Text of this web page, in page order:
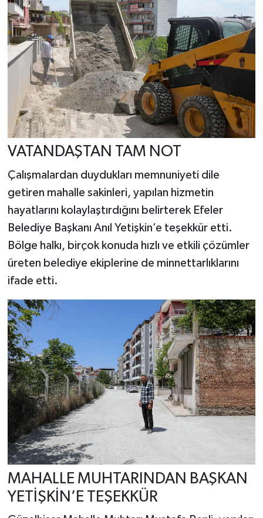
VATANDAŞTAN TAM NOT
Çalışmalardan duydukları memnuniyeti dile
getiren mahalle sakinleri, yapılan hizmetin
hayatlarını kolaylaştırdığını belirterek Efeler
Belediye Başkanı Anıl Yetişkin’e teşekkür etti.
Bölge halkı, birçok konuda hızlı ve etkili çözümler
üreten belediye ekiplerine de minnettarlıklarını
ifade etti.
MAHALLE MUHTARINDAN BAŞKAN
YETİŞKİN’E TEŞEKKÜR